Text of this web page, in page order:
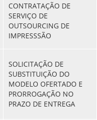
CONTRATAÇÃO DE
SERVIÇO DE
OUTSOURCING DE
IMPRESSSÃO
SOLICITAÇÃO DE
SUBSTITUIÇÃO DO
MODELO OFERTADO E
PRORROGAÇÃO NO
PRAZO DE ENTREGA